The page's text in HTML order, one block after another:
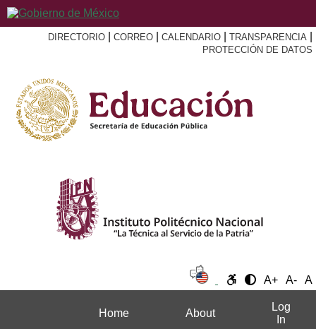
DIRECTORIO CORREO CALENDARIO TRANSPARENCIA
PROTECCIÓN DE DATOS
A+ A- A
Home About
Log
In